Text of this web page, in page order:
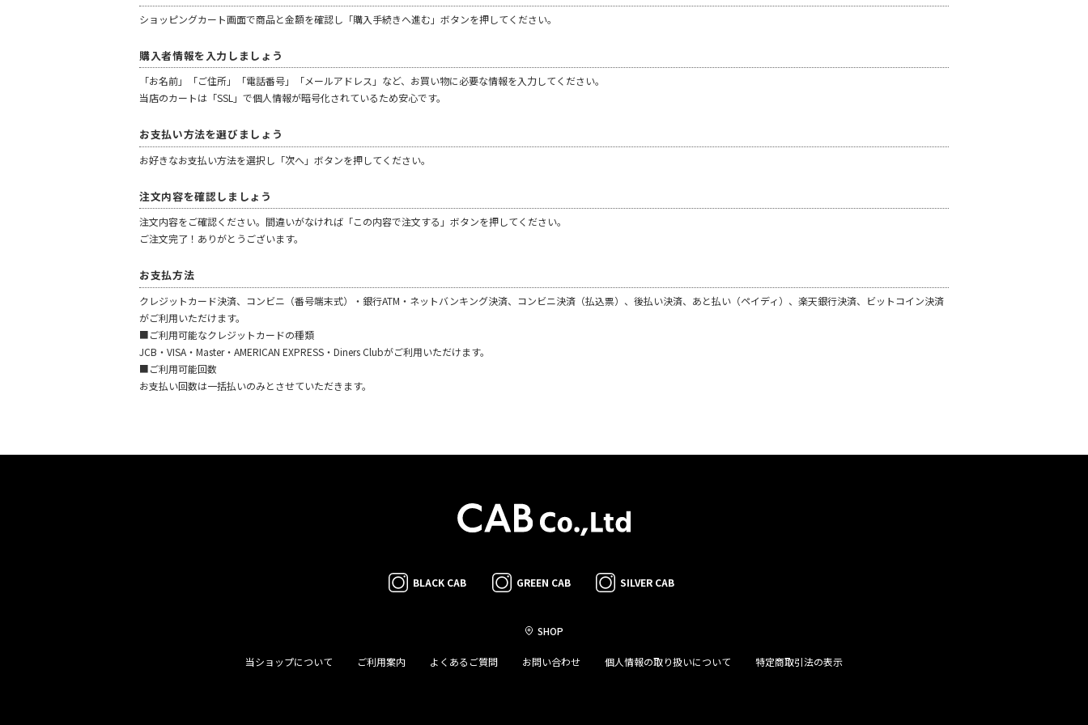
ショッピングカート画面で商品と金額を確認し「購入手続きへ進む」ボタンを押してください。
購入者情報を入力しましょう
「お名前」「ご住所」「電話番号」「メールアドレス」など、お買い物に必要な情報を入力してください。
当店のカートは「SSL」で個人情報が暗号化されているため安心です。
お支払い方法を選びましょう
お好きなお支払い方法を選択し「次へ」ボタンを押してください。
注文内容を確認しましょう
注文内容をご確認ください。間違いがなければ「この内容で注文する」ボタンを押してください。
ご注文完了！ありがとうございます。
お支払方法
クレジットカード決済、コンビニ（番号端末式）・銀行ATM・ネットバンキング決済、コンビニ決済（払込票）、後払い決済、あと払い（ペイディ）、楽天銀行決済、ビットコイン決済
がご利用いただけます。
■ご利用可能なクレジットカードの種類
JCB・VISA・Master・AMERICAN EXPRESS・Diners Clubがご利用いただけます。
■ご利用可能回数
お支払い回数は一括払いのみとさせていただきます。
BLACK CAB GREEN CAB SILVER CAB
SHOP
当ショップについて ご利用案内 よくあるご質問 お問い合わせ 個人情報の取り扱いについて 特定商取引法の表示